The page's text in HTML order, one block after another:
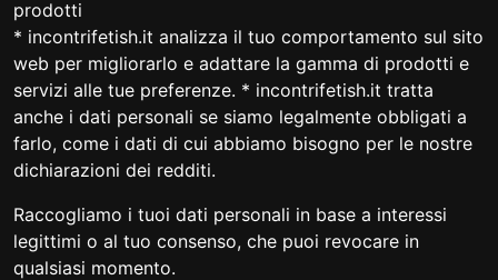
prodotti
* incontrifetish.it analizza il tuo comportamento sul sito
web per migliorarlo e adattare la gamma di prodotti e
servizi alle tue preferenze. * incontrifetish.it tratta
anche i dati personali se siamo legalmente obbligati a
farlo, come i dati di cui abbiamo bisogno per le nostre
dichiarazioni dei redditi.
Raccogliamo i tuoi dati personali in base a interessi
legittimi o al tuo consenso, che puoi revocare in
qualsiasi momento.